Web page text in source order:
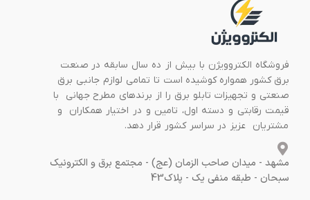
فروشگاه الکتروویژن با بیش از ده سال سابقه در صنعت
برق کشور همواره کوشیده است تا تمامی لوازم جانبی برق
صنعتی و تجهیزات تابلو برق را از برندهای مطرح جهانی با
قیمت رقابتی و دسته اول، تامین و در اختیار همکاران و
مشتریان عزیز در سراسر کشور قرار دهد.
مشهد - میدان صاحب الزمان (عج) - مجتمع برق و الکترونیک
سبحان - طبقه منفی یک - پلاک43